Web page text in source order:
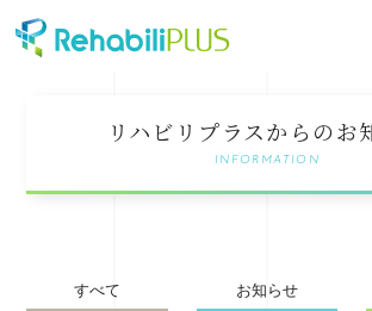
リハビリプラスからのお
INFORMATION
すべて お知らせ